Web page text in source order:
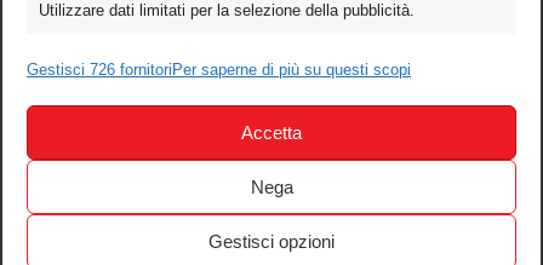
Utilizzare dati limitati per la selezione della pubblicità.
Gestisci 726 fornitori Per saperne di più su questi scopi
Accetta
Nega
Gestisci opzioni
Games
Test
Audio